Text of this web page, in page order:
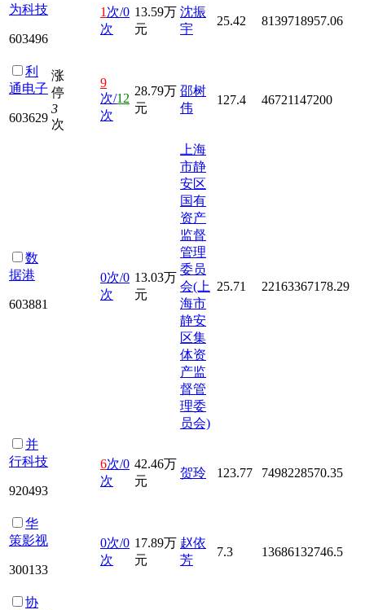
为科技
603496
1 次/0
次
13.59万
元
沈振
宇
25.42 8139718957.06
利
通电子
603629
涨
停
3
次
9
次/12
次
28.79万
元
邵树
伟
127.4 46721147200
数
据港
603881
0次/0
次
13.03万
元
上海
市静
安区
国有
资产
监督
管理
委员
会(上
海市
静安
区集
体资
产监
督管
理委
员会)
25.71 22163367178.29
并
行科技
920493
6次/0
次
42.46万
元
贺玲 123.77 7498228570.35
华
策影视
300133
0次/0
次
17.89万
元
赵依
芳
7.3 13686132746.5
协